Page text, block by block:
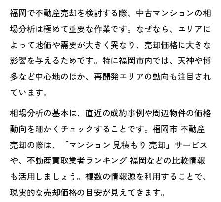
福岡で不動産売却を検討する際、中古マンションの相
場分析は極めて重要な作業です。なぜなら、エリアに
よって地価や需要が大きく異なり、売却価格に大きな
影響を与えるためです。特に福岡市内では、天神や博
多など中心地のほか、再開発エリアの動向も注目され
ています。
相場分析の基本は、直近の成約事例や周辺物件の価格
動向を細かくチェックすることです。福岡市 不動産
売却の際は、「マンション 見積もり 売却」サービス
や、不動産買取業者ランキング 福岡などの比較情報
も活用しましょう。複数の情報源を利用することで、
現実的な売却価格の目安が見えてきます。